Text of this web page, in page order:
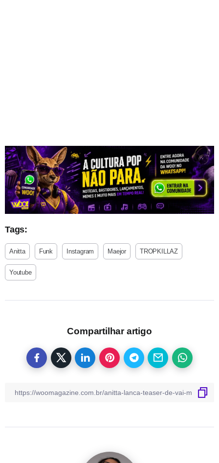
Tags:
Anitta Funk Instagram Maejor TROPKILLAZ
Youtube
Compartilhar artigo